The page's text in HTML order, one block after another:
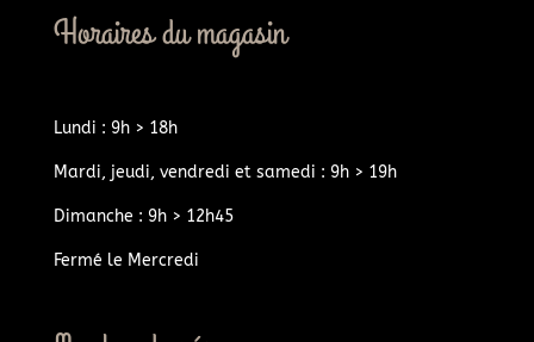
Horaires du magasin
Lundi : 9h > 18h
Mardi, jeudi, vendredi et samedi : 9h > 19h
Dimanche : 9h > 12h45
Fermé le Mercredi